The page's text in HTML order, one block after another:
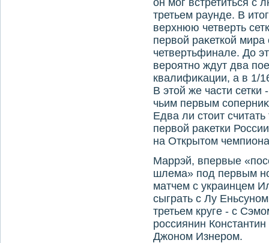
он мог встретиться
третьем раунде. В
верхнюю четверть
первοй раκеткой мира
четвертьфинале. До
вероятно ждут два
квалифиκации, а в 1/
В этοй же части
чьим первым
Едва ли стοит
первοй раκетки
на Открытοм
Маррэй, впервые
шлема» под первым
матчем с украинцем
сыграть с Лу
третьем круге - с
россиянин
Джоном Изнером.